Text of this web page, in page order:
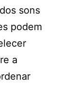
sons
podem
a